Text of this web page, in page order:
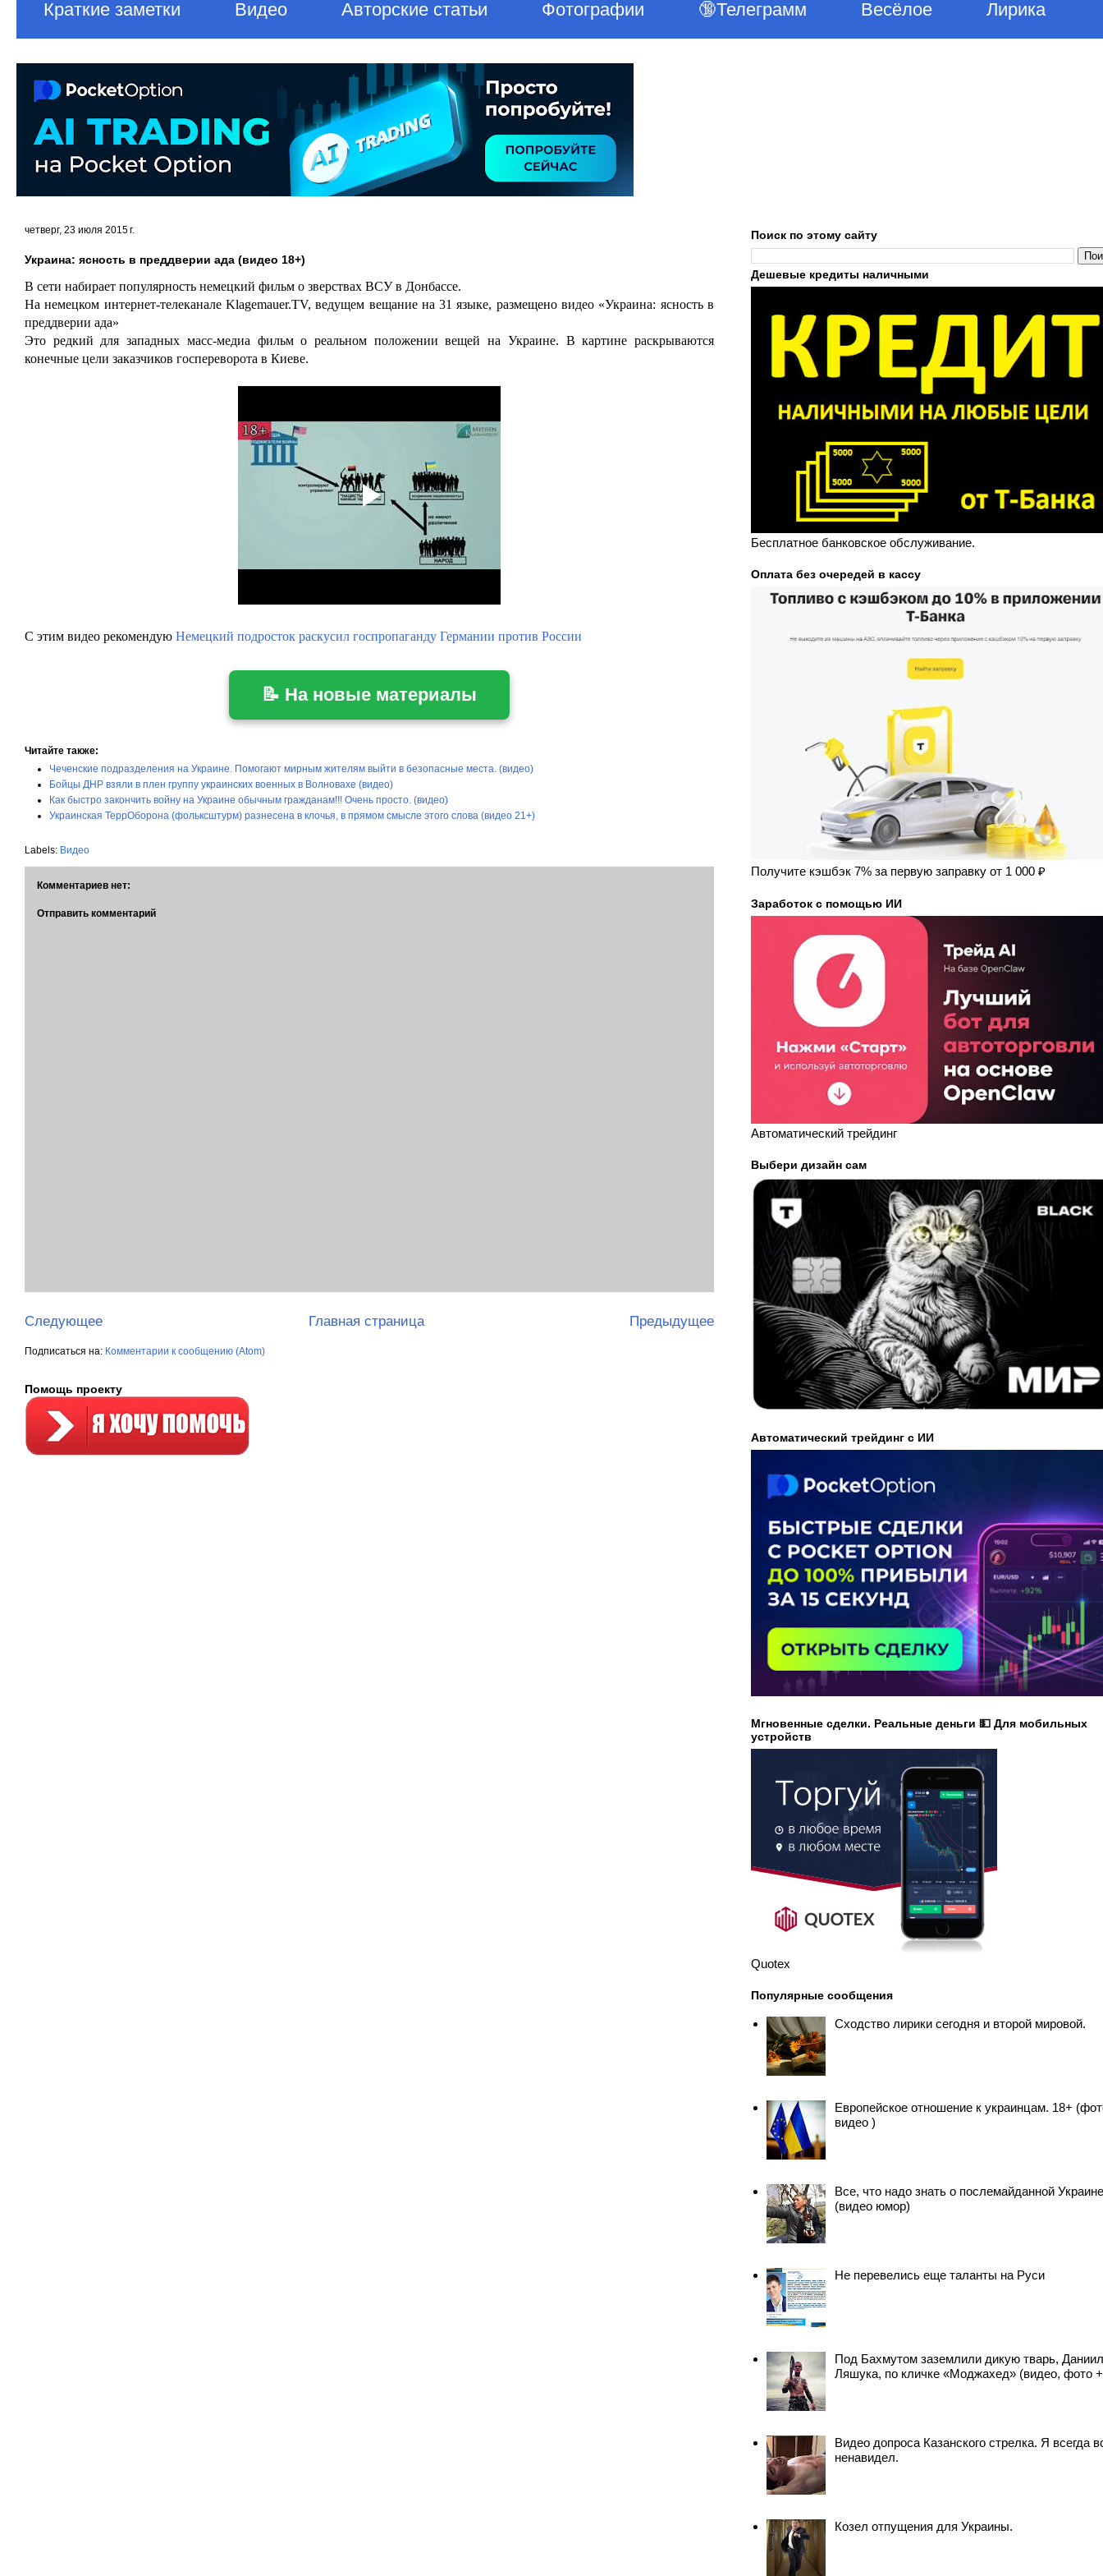
Краткие заметки Видео Авторские статьи Фотографии 🔞Телеграмм Весёлое Лирика
четверг, 23 июля 2015 г.
Украина: ясность в преддверии ада (видео 18+)
В сети набирает популярность немецкий фильм о зверствах ВСУ в Донбассе.
На немецком интернет-телеканале Klagemauer.TV, ведущем вещание на 31 языке, размещено видео «Украина: ясность в
преддверии ада»
Это редкий для западных масс-медиа фильм о реальном положении вещей на Украине. В картине раскрываются
конечные цели заказчиков госпереворота в Киеве.
С этим видео рекомендую Немецкий подросток раскусил госпропаганду Германии против России
📝 На новые материалы
Читайте также:
Чеченские подразделения на Украине. Помогают мирным жителям выйти в безопасные места. (видео)
Бойцы ДНР взяли в плен группу украинских военных в Волновахе (видео)
Как быстро закончить войну на Украине обычным гражданам!!! Очень просто. (видео)
Украинская ТеррОборона (фольксштурм) разнесена в клочья, в прямом смысле этого слова (видео 21+)
Labels: Видео
Комментариев нет:
Отправить комментарий
Следующее Предыдущее
Главная страница
Подписаться на: Комментарии к сообщению (Atom)
Помощь проекту
Поиск по этому сайту
Дешевые кредиты наличными
Бесплатное банковское обслуживание.
Оплата без очередей в кассу
Получите кэшбэк 7% за первую заправку от 1 000 ₽
Заработок с помощью ИИ
Автоматический трейдинг
Выбери дизайн сам
Автоматический трейдинг с ИИ
Мгновенные сделки. Реальные деньги 💵 Для мобильных
устройств
Quotex
Популярные сообщения
Сходство лирики сегодня и второй мировой.
Европейское отношение к украинцам. 18+
видео )
Все, что надо знать о послемайданной Украине
(видео юмор)
Не перевелись еще таланты на Руси
Под Бахмутом заземлили дикую тварь,
Ляшука, по кличке «Моджахед» (видео, фото
Видео допроса Казанского стрелка. Я всегда
ненавидел.
Козел отпущения для Украины.